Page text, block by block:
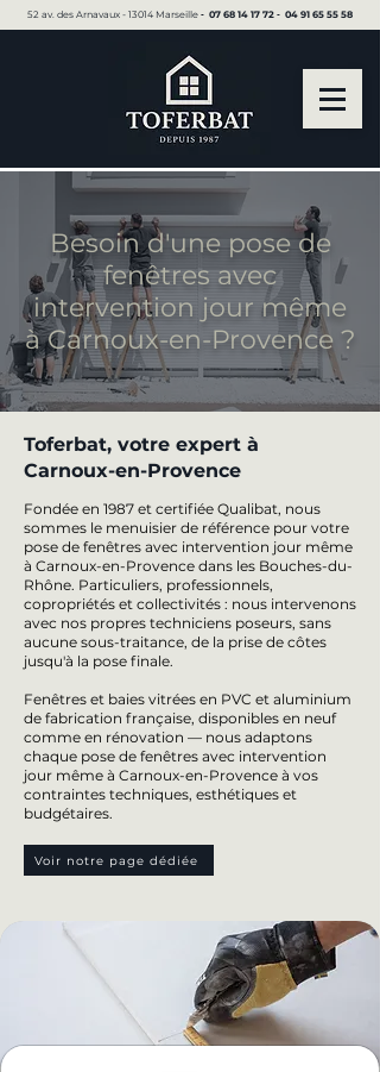
52 av. des Arnavaux - 13014 Marseille ▪︎ 07 68 14 17 72 ▪︎ 04 91 65 55 58
Besoin d'une pose de
fenêtres avec
intervention jour même
à Carnoux-en-Provence ?
Toferbat, votre expert à
Carnoux-en-Provence
Fondée en 1987 et certifiée Qualibat, nous
sommes le menuisier de référence pour votre
pose de fenêtres avec intervention jour même
à Carnoux-en-Provence dans les Bouches-du-
Rhône. Particuliers, professionnels,
copropriétés et collectivités : nous intervenons
avec nos propres techniciens poseurs, sans
aucune sous-traitance, de la prise de côtes
jusqu'à la pose finale.
Fenêtres et baies vitrées en PVC et aluminium
de fabrication française, disponibles en neuf
comme en rénovation — nous adaptons
chaque pose de fenêtres avec intervention
jour même à Carnoux-en-Provence à vos
contraintes techniques, esthétiques et
budgétaires.
Voir notre page dédiée